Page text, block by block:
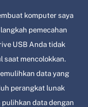
komputer saya
pemecahan
USB Anda tidak
saat mencolokkan.
data yang
perangkat lunak
data dengan